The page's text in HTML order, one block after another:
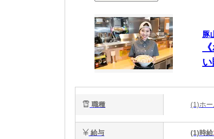
豚
職種 (1)ホ
給与 (1)時給